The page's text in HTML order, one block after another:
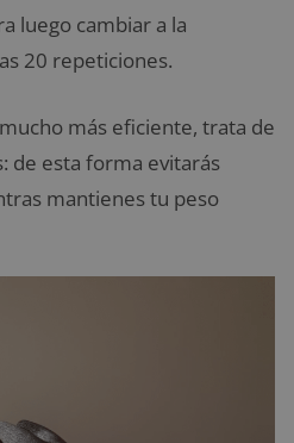
luego cambiar a la
20 repeticiones.
más eficiente, trata de
de esta forma evitarás
mantienes tu peso